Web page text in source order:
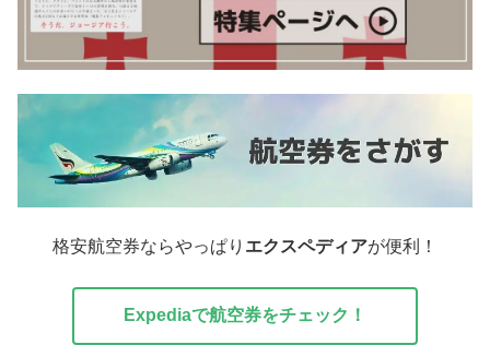
格安航空券ならやっぱり エクスペディアが便利！
Expediaで航空券をチェック！